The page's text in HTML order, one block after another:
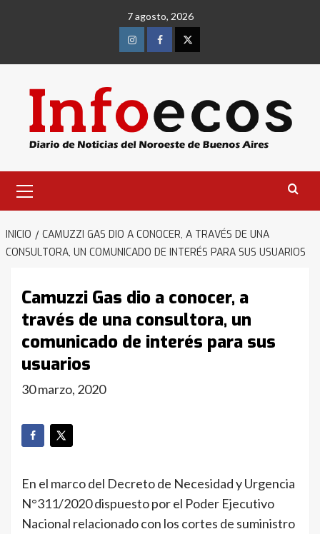
7 agosto, 2026
InstagramFacebookTwitter
primario
INICIO
CAMUZZI GAS DIO A CONOCER, A TRAVÉS DE UNA
CONSULTORA, UN COMUNICADO DE INTERÉS PARA SUS USUARIOS
Camuzzi Gas dio a conocer, a
través de una consultora, un
comunicado de interés para sus
usuarios
30 marzo, 2020
En el marco del Decreto de Necesidad y Urgencia
N°311/2020 dispuesto por el Poder Ejecutivo
Nacional relacionado con los cortes de suministro